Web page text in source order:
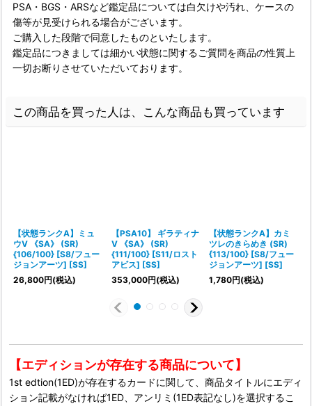
PSA・BGS・ARSなど鑑定品については白欠けや汚れ、ケースの
傷等が見受けられる場合がございます。
ご購入した段階で同意したものといたします。
鑑定品につきましては細かい状態に関するご質問を商品の性質上
一切お断りさせていただいております。
この商品を買った人は、こんな商品も買っています
【状態ランクA】ミュ
ウV 《SA》 (SR)
{106/100} [S8/フュー
ジョンアーツ] [SS]
26,800円(税込)
【PSA10】 ギラティナ
V 《SA》 (SR)
{111/100} [S11/ロスト
アビス] [SS]
353,000円(税込)
【状態ランクA】カミ
ツレのきらめき (SR)
{113/100} [S8/フュー
ジョンアーツ] [SS]
1,780円(税込)
【エディションが存在する商品について】
1st edtion(1ED)が存在するカードに関して、商品タイトルにエディ
ション記載がなければ1ED、アンリミ(1ED表記なし)を選択するこ